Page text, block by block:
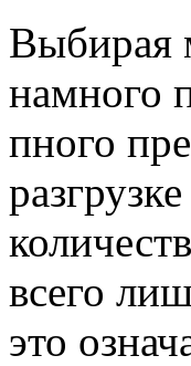
Выбирая
намного
пного
всего
это